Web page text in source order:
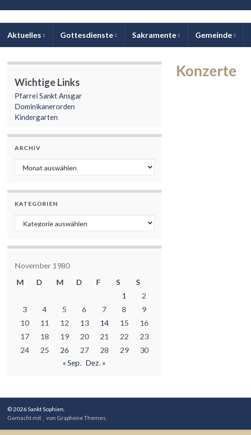
Aktuelles Gottesdienste Sakramente Gemeinde
Konzerte
Wichtige Links
Pfarrei Sankt Ansgar
Dominikanerorden
Kindergarten
ARCHIV
Archiv
KATEGORIEN
Kategorien
November 1980
M
D M D F S
S
1
2
3
4 5 6 7 8
9
10
11 12 13 14 15
16
17
18 19 20 21 22
23
24
25 26 27 28 29
30
« Sep. Dez. »
© 2026 Sankt Sophien.
Gemacht mit
von Graphene Themes